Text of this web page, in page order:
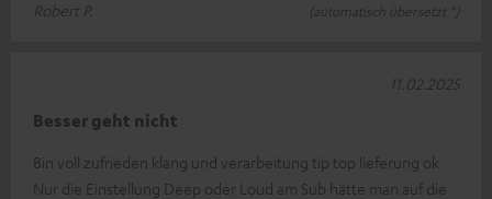
Robert P.
(automatisch übersetzt *)
Besser geht nicht
Bin voll zufrieden klang und verarbeitung tip top lieferung ok
Nur die Einstellung Deep oder Loud am Sub hätte man auf die
11.02.2025